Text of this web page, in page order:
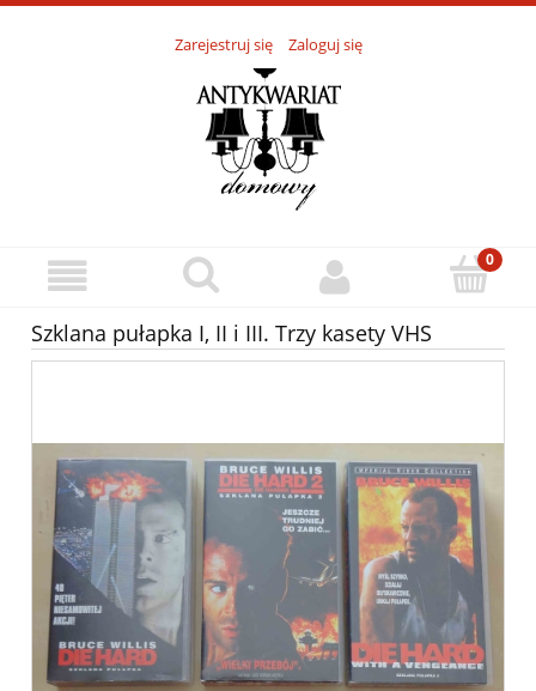
Zarejestruj się Zaloguj się
Szklana pułapka I, II i III. Trzy kasety VHS